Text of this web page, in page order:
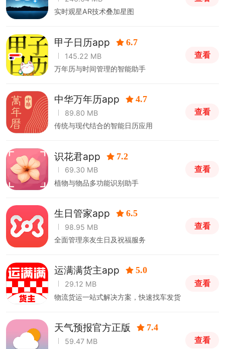
实时观星AR技术叠加星图
甲子日历app 6.7
145.22 MB
万年历与时间管理的智能助手
查看
中华万年历app 4.7
89.80 MB
传统与现代结合的智能日历应用
查看
识花君app 7.2
69.30 MB
植物与物品多功能识别助手
查看
生日管家app 6.5
98.95 MB
全面管理亲友生日及祝福服务
查看
运满满货主app 5.0
29.12 MB
物流货运一站式解决方案，快速找车发货
查看
天气预报官方正版 7.4
59.47 MB
查看